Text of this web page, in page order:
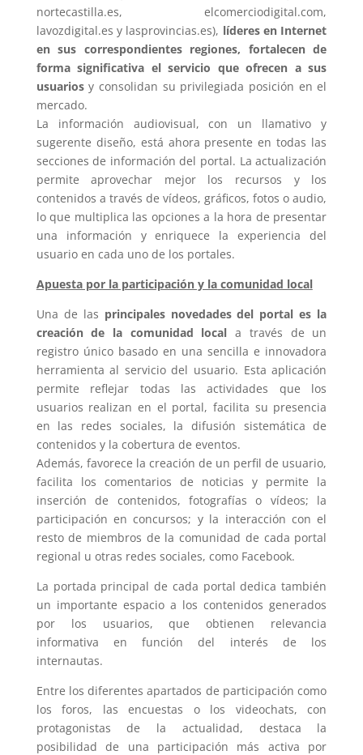
nortecastilla.es, elcomerciodigital.com,
lavozdigital.es y lasprovincias.es), líderes en Internet
en sus correspondientes regiones, fortalecen de
forma significativa el servicio que ofrecen a sus
usuariosy consolidan su privilegiada posición en el
mercado.
La información audiovisual, con un llamativo y
sugerente diseño, está ahora presente en todas las
secciones de información del portal. La actualización
permite aprovechar mejor los recursos y los
contenidos a través de vídeos, gráficos, fotos o audio,
lo que multiplica las opciones a la hora de presentar
una información y enriquece la experiencia del
usuario en cada uno de los portales.
Apuesta por la participación y la comunidad local
Una de las principales novedades del portal es la
creación de la comunidad local a través de un
registro único basado en una sencilla e innovadora
herramienta al servicio del usuario. Esta aplicación
permite reflejar todas las actividades que los
usuarios realizan en el portal, facilita su presencia
en las redes sociales, la difusión sistemática de
contenidos y la cobertura de eventos.
Además, favorece la creación de un perfil de usuario,
facilita los comentarios de noticias y permite la
inserción de contenidos, fotografías o vídeos; la
participación en concursos; y la interacción con el
resto de miembros de la comunidad de cada portal
regional u otras redes sociales, como Facebook.
La portada principal de cada portal dedica también
un importante espacio a los contenidos generados
por los usuarios, que obtienen relevancia
informativa en función del interés de los
internautas.
Entre los diferentes apartados de participación como
los foros, las encuestas o los videochats, con
protagonistas de la actualidad, destaca la
posibilidad de una participación más activa por